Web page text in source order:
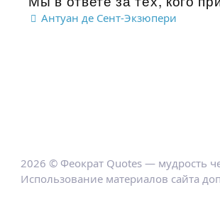
Антуан де Сент-Экзюпери
2026 © Феократ Quotes — мудрость
Использование материалов сайта